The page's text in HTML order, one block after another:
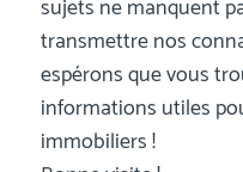
sujets ne manquent
transmettre nos
espérons que vous
informations utiles
immobiliers !